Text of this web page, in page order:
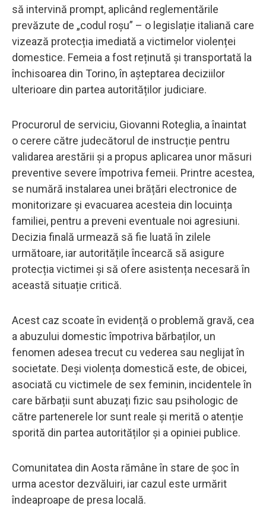
să intervină prompt, aplicând reglementările
prevăzute de „codul roșu” – o legislație italiană care
vizează protecția imediată a victimelor violenței
domestice. Femeia a fost reținută și transportată la
închisoarea din Torino, în așteptarea deciziilor
ulterioare din partea autorităților judiciare.
Procurorul de serviciu, Giovanni Roteglia, a înaintat
o cerere către judecătorul de instrucție pentru
validarea arestării și a propus aplicarea unor măsuri
preventive severe împotriva femeii. Printre acestea,
se numără instalarea unei brățări electronice de
monitorizare și evacuarea acesteia din locuința
familiei, pentru a preveni eventuale noi agresiuni.
Decizia finală urmează să fie luată în zilele
următoare, iar autoritățile încearcă să asigure
protecția victimei și să ofere asistența necesară în
această situație critică.
Acest caz scoate în evidență o problemă gravă, cea
a abuzului domestic împotriva bărbaților, un
fenomen adesea trecut cu vederea sau neglijat în
societate. Deși violența domestică este, de obicei,
asociată cu victimele de sex feminin, incidentele în
care bărbații sunt abuzați fizic sau psihologic de
către partenerele lor sunt reale și merită o atenție
sporită din partea autorităților și a opiniei publice.
Comunitatea din Aosta rămâne în stare de șoc în
urma acestor dezvăluiri, iar cazul este urmărit
îndeaproape de presa locală.